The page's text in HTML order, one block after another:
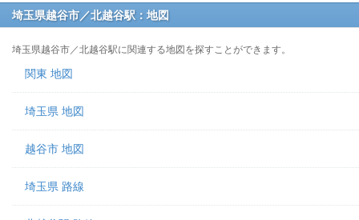
埼玉県越谷市／北越谷駅：地図
埼玉県越谷市／北越谷駅に関連する地図を探すことができます。
関東 地図
埼玉県 地図
越谷市 地図
埼玉県 路線